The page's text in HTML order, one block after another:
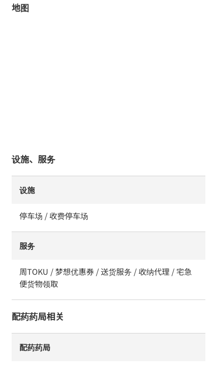
地图
设施、服务
设施
停车场 / 收费停车场
服务
周TOKU / 梦想优惠券 / 送货服务 / 收纳代理 / 宅急
便货物领取
配药药局相关
配药药局